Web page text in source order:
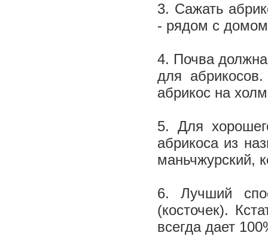
3. Сажать
- рядом с
4. Почва
для
абрикос на
5. Для
абрикоса из
маньчжурский,
6. Лучший
(косточек).
всегда дает